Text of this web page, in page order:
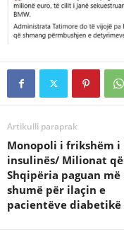
Artikulli paraprak
Monopoli i frikshëm i
insulinës/ Milionat që
Shqipëria paguan më
shumë për ilaçin e
pacientëve diabetikë